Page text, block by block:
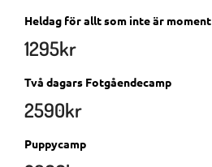
Heldag för allt som inte är moment
1295kr
Två dagars Fotgåendecamp
2590kr
Puppycamp